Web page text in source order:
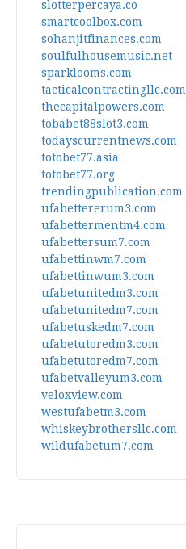
slotterpercaya.co
smartcoolbox.com
sohanjitfinances.com
soulfulhousemusic.net
sparklooms.com
tacticalcontractingllc.com
thecapitalpowers.com
tobabet88slot3.com
todayscurrentnews.com
totobet77.asia
totobet77.org
trendingpublication.com
ufabettererum3.com
ufabettermentm4.com
ufabettersum7.com
ufabettinwm7.com
ufabettinwum3.com
ufabetunitedm3.com
ufabetunitedm7.com
ufabetuskedm7.com
ufabetutoredm3.com
ufabetutoredm7.com
ufabetvalleyum3.com
veloxview.com
westufabetm3.com
whiskeybrothersllc.com
wildufabetum7.com